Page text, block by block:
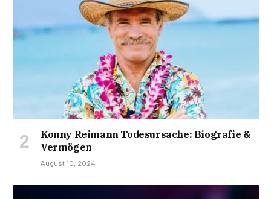
Konny Reimann Todesursache: Biografie &
Vermögen
August 10, 2024